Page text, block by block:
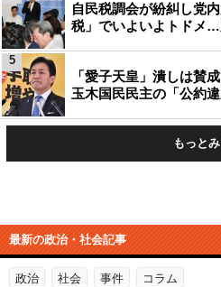
自民税調会が紛糾し党
税」でいよいよトドメ
「愛子天皇」潰しは賛
玉木国民民主の「公約
5
もっと
最新の政治・社会記事
政治 社会 事件 コラム